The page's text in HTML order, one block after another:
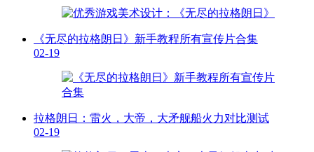
《无尽的拉格朗日》新手教程所有宣传片合集
02-19
拉格朗日：雷火，大帝，大矛舰船火力对比测试
02-19